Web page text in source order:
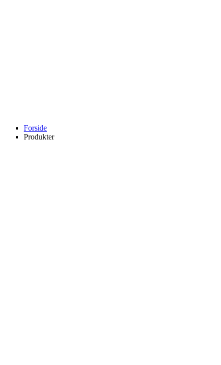
Forside
Produkter